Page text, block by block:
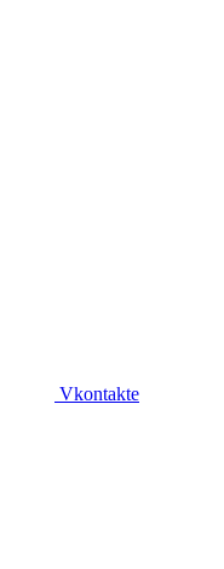
Vkontakte